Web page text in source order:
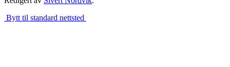
Bytt til standard nettsted